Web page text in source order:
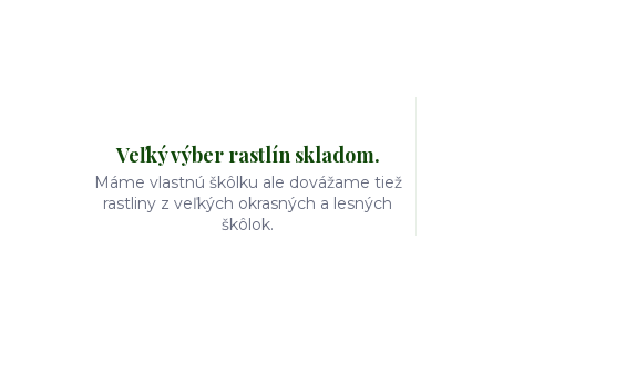
Veľký výber rastlín skladom.
Máme vlastnú škôlku ale dovážame tiež
rastliny z veľkých okrasných a lesných
škôlok.